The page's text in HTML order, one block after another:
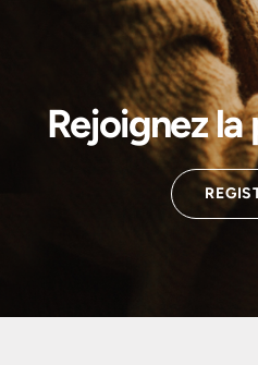
Rejoignez